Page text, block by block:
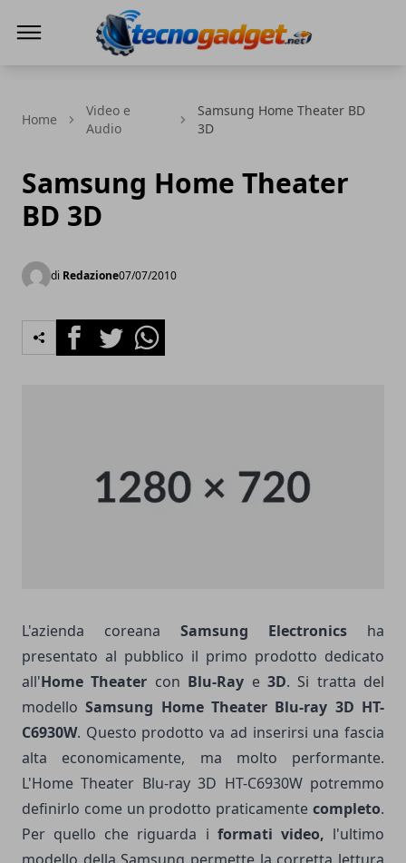
Home
Video e
Audio
Samsung Home Theater BD
3D
Samsung Home Theater
BD 3D
di Redazione07/07/2010
FacebookTwitterWhatsapp
L'azienda coreana Samsung Electronics ha
presentato al pubblico il primo prodotto dedicato
all'Home Theater con Blu-Ray e 3D. Si tratta del
modelloSamsung Home Theater Blu-ray 3D HT-
C6930W. Questo prodotto va ad inserirsi una fascia
alta economicamente, ma molto performante.
L'Home Theater Blu-ray 3D HT-C6930W potremmo
definirlo come un prodotto praticamente completo.
Per quello che riguarda i formati video, l'ultimo